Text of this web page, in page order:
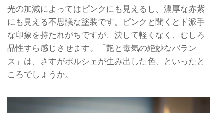
光の加減によってはピンクにも見えるし、濃厚な赤紫
にも見える不思議な塗装です。ピンクと聞くとド派手
な印象を持たれがちですが、決して軽くなく、むしろ
品性すら感じさせます。「艶と毒気の絶妙なバラン
ス」は、さすがポルシェが生み出した色、といったと
ころでしょうか。